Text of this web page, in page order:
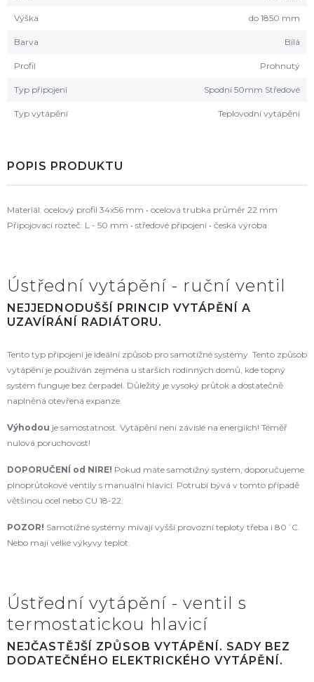
Výška do 1850 mm
Barva Bílá
Profil Prohnutý
Typ připojení Spodní 50mm Středové
Typ vytápění Teplovodní vytápění
POPIS PRODUKTU
Materiál: ocelový profil 34x56 mm • ocelová trubka průměr 22 mm
Připojovací rozteč: L - 50 mm • středové připojení • česká výroba
Ústřední vytápění - ruční ventil
NEJJEDNODUŠŠÍ PRINCIP VYTÁPĚNÍ A
UZAVÍRÁNÍ RADIÁTORU.
Tento typ připojení je ideální způsob pro samotížné systémy. Tento způsob
vytápění je používán zejména u starších rodinných domů, kde topný
systém funguje bez čerpadel. Důležitý je vysoký průtok a dostatečně
naplněná otevřená expanze.
Výhodou je samostatnost. Vytápění není závislé na energiích! Téměř
nulová poruchovost!
DOPORUČENÍ od NIRE! Pokud máte samotížný systém, doporučujeme
plnoprůtokové ventily s manuální hlavicí. Potrubí bývá v tomto případě
většinou ocel nebo CU 18-22.
POZOR! Samotížné systémy mívají vyšší provozní teploty třeba i 80´C.
Nebo mají velké výkyvy teplot.
Ústřední vytápění - ventil s
termostatickou hlavicí
NEJČASTĚJŠÍ ZPŮSOB VYTÁPĚNÍ. SADY BEZ
DODATEČNÉHO ELEKTRICKÉHO VYTÁPĚNÍ.